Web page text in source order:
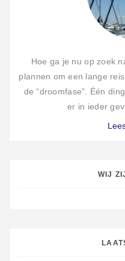
Hoe ga je nu op zoek
plannen om een lange
de “droomfase”. Één
er in ieder
WIJ